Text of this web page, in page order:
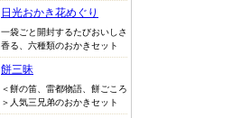
日光おかき花めぐり
一袋ごと開封するたびおいしさ
香る、六種類のおかきセット
餅三昧
＜餅の笛、雷都物語、餅ごころ
＞人気三兄弟のおかきセット